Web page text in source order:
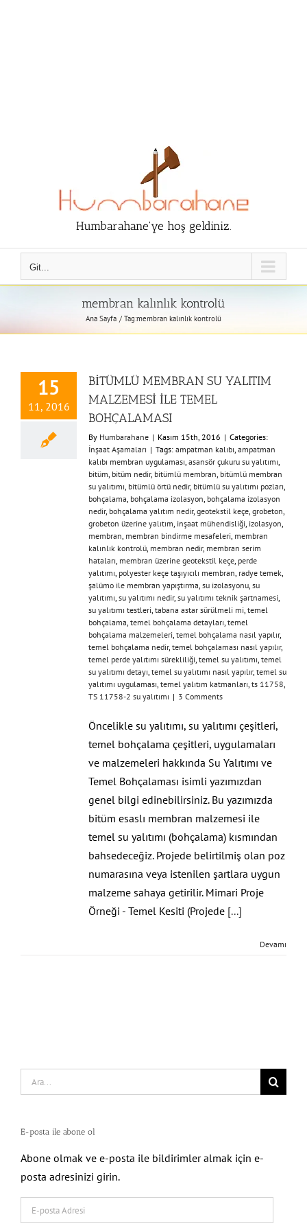
Humbarahane'ye hoş geldiniz.
Git...
membran kalınlık kontrolü
Ana Sayfa Tag:membran kalınlık kontrolü
15
11, 2016
BİTÜMLÜ MEMBRAN SU YALITIM
MALZEMESİ İLE TEMEL
BOHÇALAMASI
By Humbarahane | Kasım 15th, 2016 | Categories:
İnşaat Aşamaları | Tags: ampatman kalıbı, ampatman
kalıbı membran uygulaması, asansör çukuru su yalıtımı,
bitüm, bitüm nedir, bitümlü membran, bitümlü membran
su yalıtımı, bitümlü örtü nedir, bitümlü su yalıtımı pozları,
bohçalama, bohçalama izolasyon, bohçalama izolasyon
nedir, bohçalama yalıtım nedir, geotekstil keçe, grobeton,
grobeton üzerine yalıtım, inşaat mühendisliği, izolasyon,
membran, membran bindirme mesafeleri, membran
kalınlık kontrolü, membran nedir, membran serim
hataları, membran üzerine geotekstil keçe, perde
yalıtımı, polyester keçe taşıyıcılı membran, radye temek,
şalümo ile membran yapıştırma, su izolasyonu, su
yalıtımı, su yalıtımı nedir, su yalıtımı teknik şartnamesi,
su yalıtımı testleri, tabana astar sürülmeli mi, temel
bohçalama, temel bohçalama detayları, temel
bohçalama malzemeleri, temel bohçalama nasıl yapılır,
temel bohçalama nedir, temel bohçalaması nasıl yapılır,
temel perde yalıtımı sürekliliği, temel su yalıtımı, temel
su yalıtımı detayı, temel su yalıtımı nasıl yapılır, temel su
yalıtımı uygulaması, temel yalıtım katmanları, ts 11758,
TS 11758-2 su yalıtımı | 3 Comments
Öncelikle su yalıtımı, su yalıtımı çeşitleri,
temel bohçalama çeşitleri, uygulamaları
ve malzemeleri hakkında Su Yalıtımı ve
Temel Bohçalaması isimli yazımızdan
genel bilgi edinebilirsiniz. Bu yazımızda
bitüm esaslı membran malzemesi ile
temel su yalıtımı (bohçalama) kısmından
bahsedeceğiz. Projede belirtilmiş olan poz
numarasına veya istenilen şartlara uygun
malzeme sahaya getirilir. Mimari Proje
Örneği - Temel Kesiti (Projede [...]
Devamı
Search
for:
E-posta ile abone ol
Abone olmak ve e-posta ile bildirimler almak için e-
posta adresinizi girin.
posta